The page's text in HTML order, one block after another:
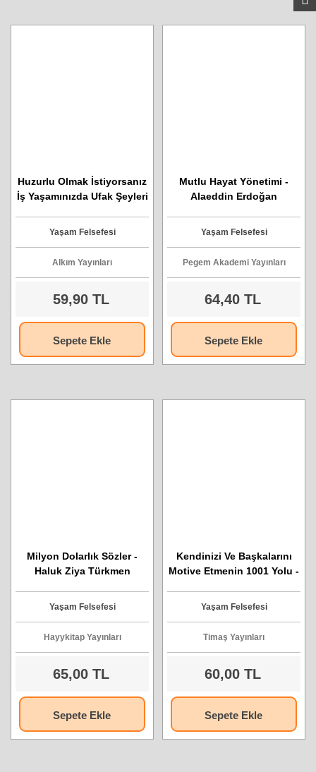
Huzurlu Olmak İstiyorsanız
İş Yaşamınızda Ufak Şeyleri
Yaşam Felsefesi
Alkım Yayınları
59,90 TL
Sepete Ekle
Mutlu Hayat Yönetimi -
Alaeddin Erdoğan
Yaşam Felsefesi
Pegem Akademi Yayınları
64,40 TL
Sepete Ekle
Milyon Dolarlık Sözler -
Haluk Ziya Türkmen
Yaşam Felsefesi
Hayykitap Yayınları
65,00 TL
Sepete Ekle
Kendinizi Ve Başkalarını
Motive Etmenin 1001 Yolu -
Yaşam Felsefesi
Timaş Yayınları
60,00 TL
Sepete Ekle